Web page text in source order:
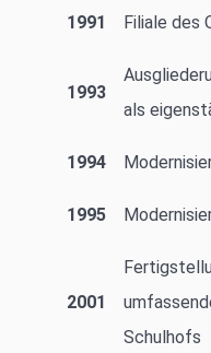
1991 Filiale des
1993
als
1994
1995
2001
Schulhofs